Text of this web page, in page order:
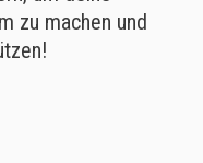
zu machen und